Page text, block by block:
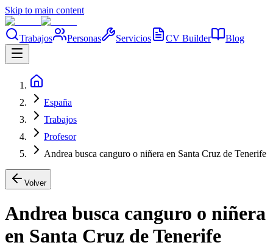
Skip to main content
Trabajos Personas Servicios CV Builder Blog
España
Trabajos
Profesor
Andrea busca canguro o niñera en Santa Cruz de Tenerife
Volver
Andrea busca canguro o niñera
en Santa Cruz de Tenerife